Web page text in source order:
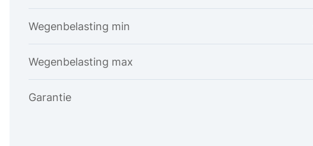
Wegenbelasting min
Wegenbelasting max
Garantie